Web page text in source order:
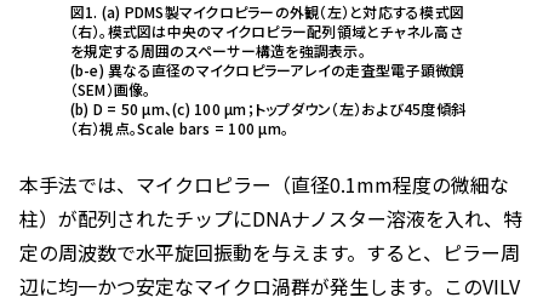
図1. (a) PDMS製マイクロピラーの外観（左）と対応する模式図
（右）。模式図は中央のマイクロピラー配列領域とチャネル高さ
を規定する周囲のスペーサー構造を強調表示。
(b-e) 異なる直径のマイクロピラーアレイの走査型電子顕微鏡
（SEM）画像。
(b) D = 50 µm、(c) 100 µm；トップダウン（左）および45度傾斜
（右）視点。Scale bars = 100 µm。
本手法では、マイクロピラー（直径0.1mm程度の微細な
柱）が配列されたチップにDNAナノスター溶液を入れ、特
定の周波数で水平旋回振動を与えます。すると、ピラー周
辺に均一かつ安定なマイクロ渦群が発生します。このVILV